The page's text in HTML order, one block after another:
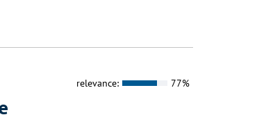
relevance: 77%